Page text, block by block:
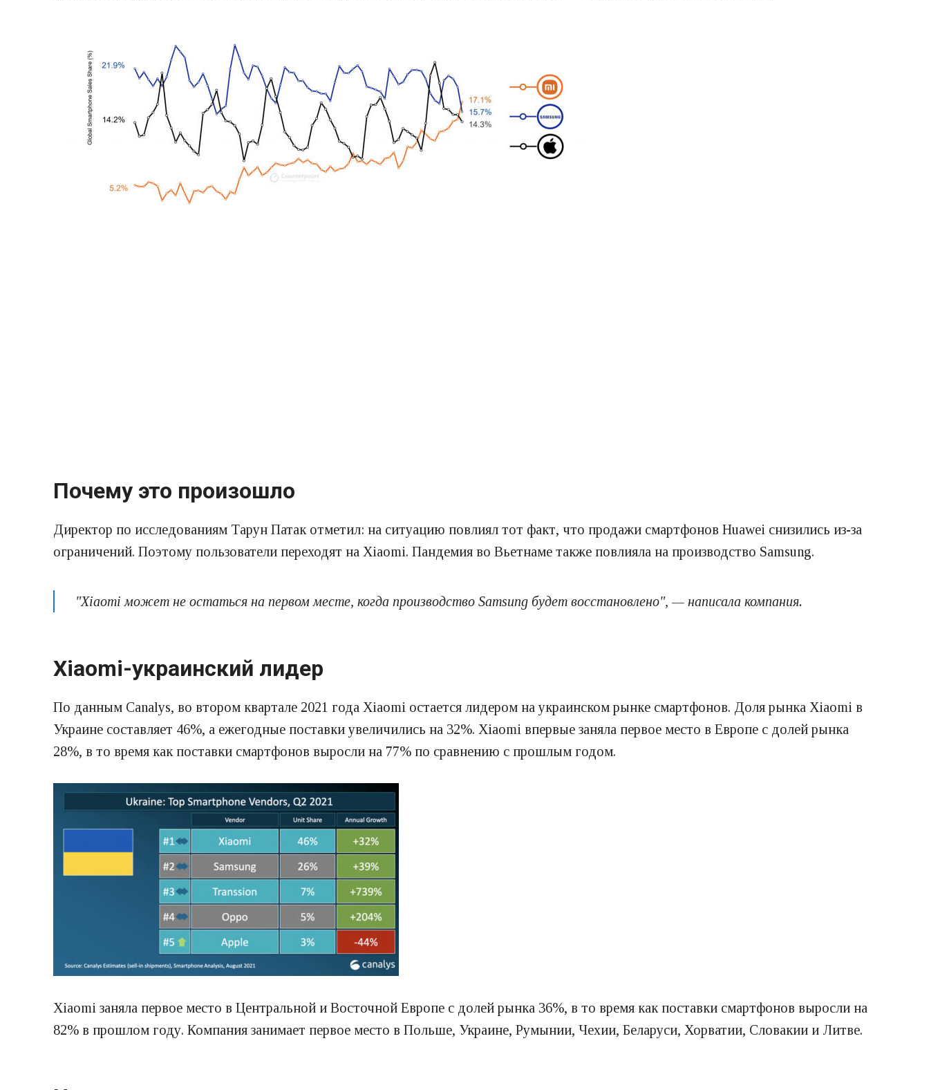
Почему это произошло
Директор по исследованиям Тарун Патак отметил: на ситуацию повлиял тот факт, что продажи смартфонов Huawei снизились из-за
ограничений. Поэтому пользователи переходят на Xiaomi. Пандемия во Вьетнаме также повлияла на производство Samsung.
"Xiaomi может не остаться на первом месте, когда производство Samsung будет восстановлено", — написала компания.
Xiaomi-украинский лидер
По данным Canalys, во втором квартале 2021 года Xiaomi остается лидером на украинском рынке смартфонов. Доля рынка Xiaomi в
Украине составляет 46%, а ежегодные поставки увеличились на 32%. Xiaomi впервые заняла первое место в Европе с долей рынка
28%, в то время как поставки смартфонов выросли на 77% по сравнению с прошлым годом.
Xiaomi заняла первое место в Центральной и Восточной Европе с долей рынка 36%, в то время как поставки смартфонов выросли на
82% в прошлом году. Компания занимает первое место в Польше, Украине, Румынии, Чехии, Беларуси, Хорватии, Словакии и Литве.